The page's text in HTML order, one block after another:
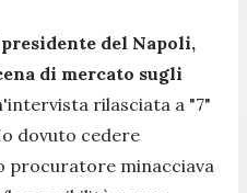
del Napoli,
di mercato sugli
rilasciata a "7"
dovuto cedere
procuratore minacciava